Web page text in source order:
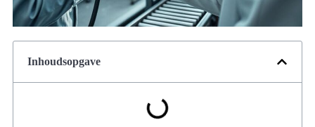
Inhoudsopgave